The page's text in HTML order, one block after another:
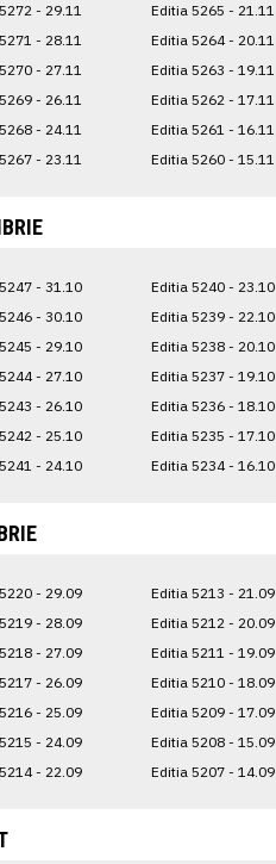
- 29.11
- 28.11
- 27.11
- 26.11
- 24.11
- 23.11
Editia 5265 - 21.11
Editia 5264 - 20.11
Editia 5263 - 19.11
Editia 5262 - 17.11
Editia 5261 - 16.11
Editia 5260 - 15.11
- 31.10
- 30.10
- 29.10
- 27.10
- 26.10
- 25.10
- 24.10
Editia 5240 - 23.10
Editia 5239 - 22.10
Editia 5238 - 20.10
Editia 5237 - 19.10
Editia 5236 - 18.10
Editia 5235 - 17.10
Editia 5234 - 16.10
- 29.09
- 28.09
- 27.09
- 26.09
- 25.09
- 24.09
- 22.09
Editia 5213 - 21.09
Editia 5212 - 20.09
Editia 5211 - 19.09
Editia 5210 - 18.09
Editia 5209 - 17.09
Editia 5208 - 15.09
Editia 5207 - 14.09